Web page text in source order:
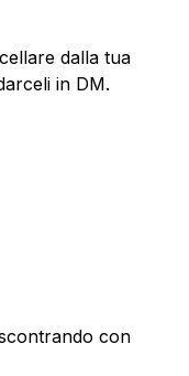
dalla tua
in DM.
con